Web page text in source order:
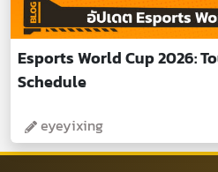
Esports World Cup 2026:
Schedule
eyeyixing